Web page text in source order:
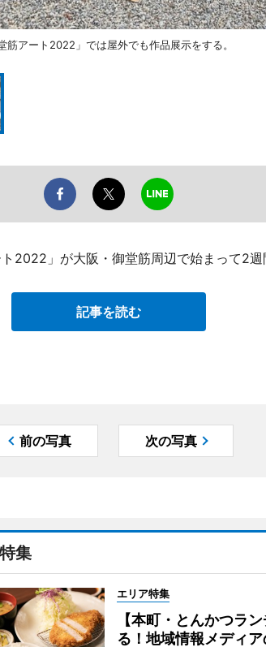
アート2022」では屋外でも作品展示をする。
2022」が大阪・御堂筋周辺で始まって2週
記事を読む
前の写真 次の写真
特集
エリア特集
【本町・とんかつラ
る！地域情報メディ